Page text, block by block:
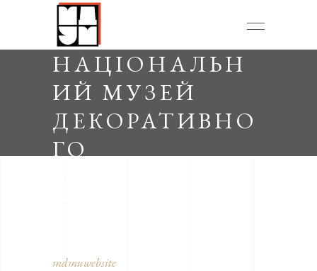
НАЦІОНАЛЬН
ИЙ МУЗЕЙ
ДЕКОРАТИВНО
ГО
mdmuwebsite